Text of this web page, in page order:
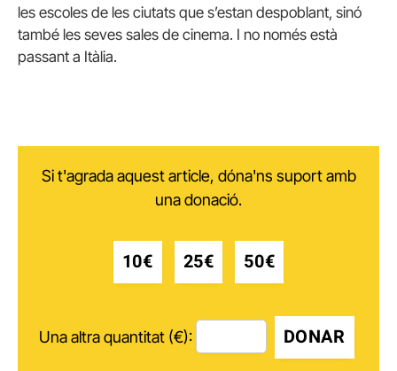
les escoles de les ciutats que s’estan despoblant, sinó
també les seves sales de cinema. I no només està
passant a Itàlia.
Si t'agrada aquest article, dóna'ns suport amb
una donació.
10€ 25€ 50€
Una altra quantitat (€): DONAR